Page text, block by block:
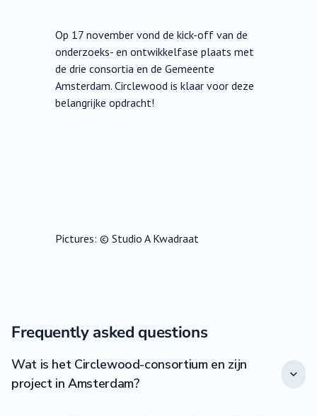
Op 17 november vond de kick-off van de
onderzoeks- en ontwikkelfase plaats met
de drie consortia en de Gemeente
Amsterdam. Circlewood is klaar voor deze
belangrijke opdracht!
Pictures: © Studio A Kwadraat
Frequently asked questions
Wat is het Circlewood-consortium en zijn
project in Amsterdam?